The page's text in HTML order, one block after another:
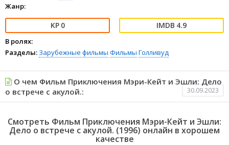
Жанр:
0 4.9
В ролях:
Разделы: Зарубежные фильмы Фильмы Голливуд
О чем Фильм Приключения Мэри-Кейт и Эшли: Дело
о встрече с акулой.:
30.09.2023
Смотреть Фильм Приключения Мэри-Кейт и Эшли:
Дело о встрече с акулой. (1996) онлайн в хорошем
качестве